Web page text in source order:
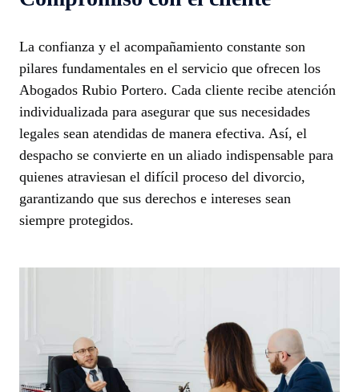
La confianza y el acompañamiento constante son
pilares fundamentales en el servicio que ofrecen los
Abogados Rubio Portero. Cada cliente recibe atención
individualizada para asegurar que sus necesidades
legales sean atendidas de manera efectiva. Así, el
despacho se convierte en un aliado indispensable para
quienes atraviesan el difícil proceso del divorcio,
garantizando que sus derechos e intereses sean
siempre protegidos.